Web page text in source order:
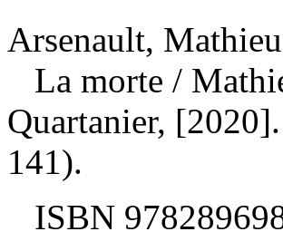
Arsenault,
La morte /
Quartanier,
141).
ISBN